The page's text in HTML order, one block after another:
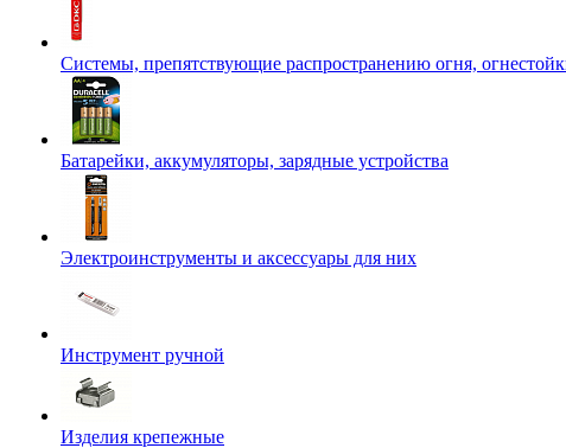
Системы, препятствующие распространению огня,
Батарейки, аккумуляторы, зарядные устройства
Электроинструменты и аксессуары для них
Инструмент ручной
Изделия крепежные